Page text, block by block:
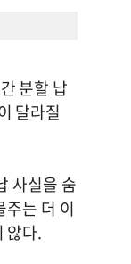
분할 납
달라질
사실을 숨
주는 더 이
않다.